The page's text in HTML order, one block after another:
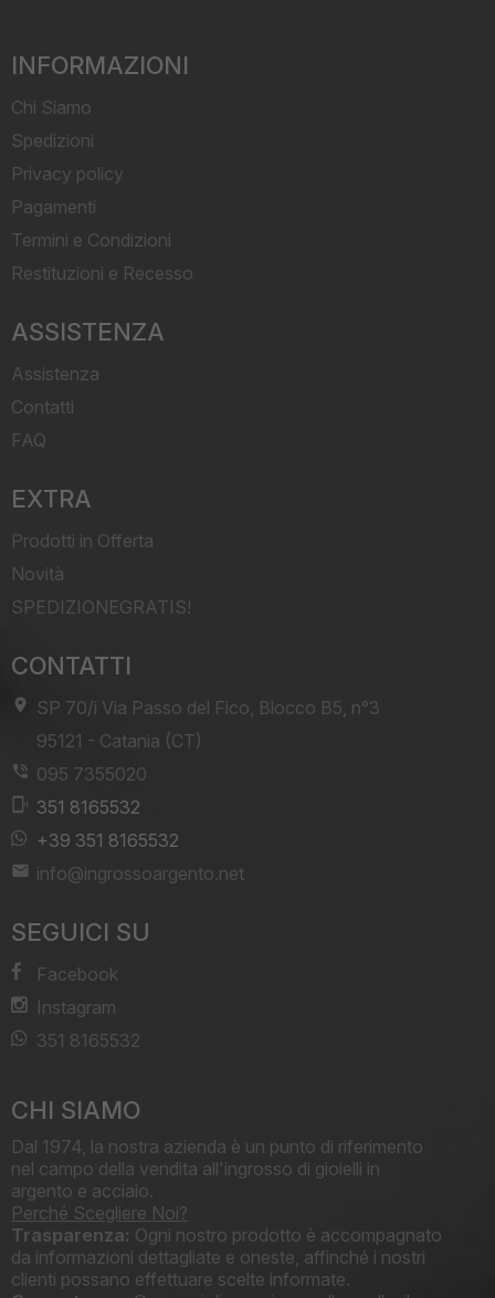
INFORMAZIONI
Chi Siamo
Spedizioni
Privacy policy
Pagamenti
Termini e Condizioni
Restituzioni e Recesso
ASSISTENZA
Assistenza
Contatti
FAQ
EXTRA
Prodotti in Offerta
Novità
SPEDIZIONEGRATIS!
CONTATTI
SP 70/i Via Passo del Fico, Blocco B5, n°3
-
95121 - Catania (CT)
095 7355020
351 8165532
+39 351 8165532
info@ingrossoargento.net
SEGUICI SU
Facebook
Instagram
351 8165532
CHI SIAMO
Dal 1974, la nostra azienda è un punto di riferimento
nel campo della vendita all'ingrosso di gioielli in
argento e acciaio.
Perché Scegliere Noi?
Trasparenza: Ogni nostro prodotto è accompagnato
da informazioni dettagliate e oneste, affinché i nostri
clienti possano effettuare scelte informate.